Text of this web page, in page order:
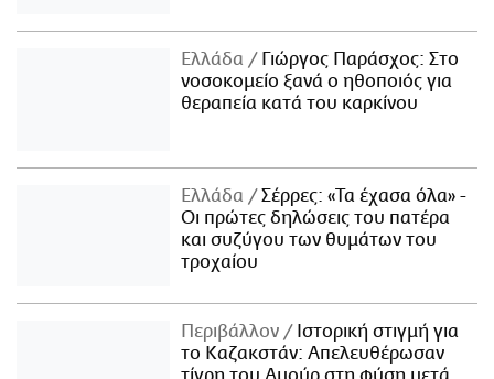
Ελλάδα
Γιώργος Παράσχος: Στο
νοσοκομείο ξανά ο ηθοποιός για
θεραπεία κατά του καρκίνου
Ελλάδα
Σέρρες: «Τα έχασα όλα» -
Οι πρώτες δηλώσεις του πατέρα
και συζύγου των θυμάτων του
τροχαίου
Περιβάλλον
Ιστορική στιγμή για
το Καζακστάν: Απελευθέρωσαν